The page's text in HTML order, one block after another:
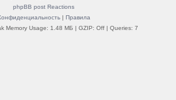
phpBB post Reactions
| Правила
Memory Usage: 1.48 МБ | GZIP: Off | Queries: 7